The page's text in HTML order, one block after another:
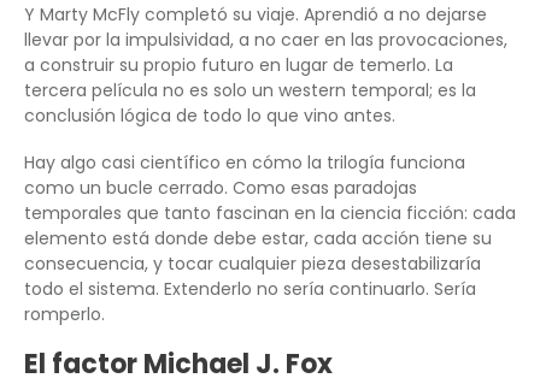
Y Marty McFly completó su viaje. Aprendió a no dejarse
llevar por la impulsividad, a no caer en las provocaciones,
a construir su propio futuro en lugar de temerlo. La
tercera película no es solo un western temporal; es la
conclusión lógica de todo lo que vino antes.
Hay algo casi científico en cómo la trilogía funciona
como un bucle cerrado. Como esas paradojas
temporales que tanto fascinan en la ciencia ficción: cada
elemento está donde debe estar, cada acción tiene su
consecuencia, y tocar cualquier pieza desestabilizaría
todo el sistema. Extenderlo no sería continuarlo. Sería
romperlo.
El factor Michael J. Fox